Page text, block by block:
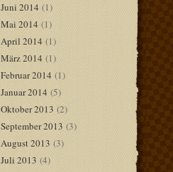
Juni 2014(1)
Mai 2014(1)
April 2014(1)
März 2014(1)
Februar 2014 (1)
Januar 2014 (5)
Oktober 2013 (2)
September 2013 (3)
August 2013 (3)
Juli 2013 (4)